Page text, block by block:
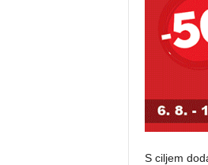
S ciljem